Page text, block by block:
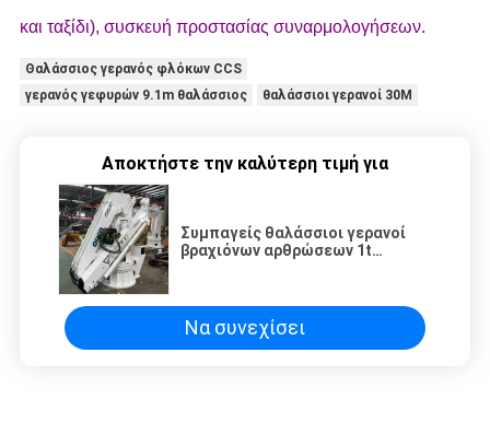
και ταξίδι), συσκευή προστασίας συναρμολογήσεων.
Θαλάσσιος γερανός φλόκων CCS
γερανός γεφυρών 9.1m θαλάσσιος
θαλάσσιοι γερανοί 30M
Αποκτήστε την καλύτερη τιμή για
Συμπαγείς θαλάσσιοι γερανοί
βραχιόνων αρθρώσεων 1t
Να συνεχίσει